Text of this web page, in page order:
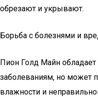
обрезают и укрывают.
Борьба с болезнями и
Пион Голд Майн
заболеваниям, но может
влажности и